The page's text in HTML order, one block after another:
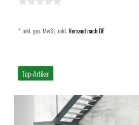
*inkl. ges. MwSt.inkl.Versand nach DE
Top-Artikel